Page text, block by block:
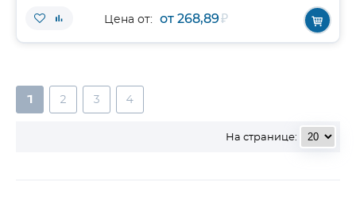
Цена от: от 268,89₽
1 2 3 4
На странице: